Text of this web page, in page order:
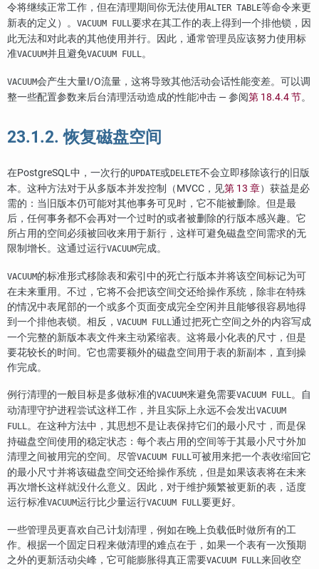
令将继续正常工作，但在清理期间你无法使用ALTER TABLE等命令来更
新表的定义）。
VACUUM FULL 要求在其工作的表上得到一个排他锁，因
此无法和对此表的其他使用并行。因此，通常管理员应该努力使用标
准VACUUM并且避免VACUUM FULL 。
VACUUM会产生大量I/O流量，这将导致其他活动会话性能变差。可以调
整一些配置参数来后台清理活动造成的性能冲击 — 参阅第 18.4.4 节。
23.1.2. 恢复磁盘空间
在PostgreSQL中，一次行的UPDATE或DELETE不会立即移除该行的旧版
本。这种方法对于从多版本并发控制（MVCC ，见第 13 章）获益是必
需的：当旧版本仍可能对其他事务可见时，它不能被删除。但是最
后，任何事务都不会再对一个过时的或者被删除的行版本感兴趣。它
所占用的空间必须被回收来用于新行，这样可避免磁盘空间需求的无
限制增长。这通过运行VACUUM完成。
VACUUM的标准形式移除表和索引中的死亡行版本并将该空间标记为可
在未来重用。不过，它将不会把该空间交还给操作系统，除非在特殊
的情况中表尾部的一个或多个页面变成完全空闲并且能够很容易地得
到一个排他表锁。相反， VACUUM FULL 通过把死亡空间之外的内容写成
一个完整的新版本表文件来主动紧缩表。这将最小化表的尺寸，但是
要花较长的时间。它也需要额外的磁盘空间用于表的新副本，直到操
作完成。
例行清理的一般目标是多做标准的VACUUM来避免需要VACUUM FULL。自
动清理守护进程尝试这样工作，并且实际上永远不会发出VACUUM
FULL。在这种方法中，其思想不是让表保持它们的最小尺寸，而是保
持磁盘空间使用的稳定状态：每个表占用的空间等于其最小尺寸外加
清理之间被用完的空间。尽管VACUUM FULL可被用来把一个表收缩回它
的最小尺寸并将该磁盘空间交还给操作系统，但是如果该表将在未来
再次增长这样就没什么意义。因此，对于维护频繁被更新的表，适度
运行标准VACUUM运行比少量运行VACUUM FULL要更好。
一些管理员更喜欢自己计划清理，例如在晚上负载低时做所有的工
作。根据一个固定日程来做清理的难点在于，如果一个表有一次预期
之外的更新活动尖峰，它可能膨胀得真正需要VACUUM FULL来回收空